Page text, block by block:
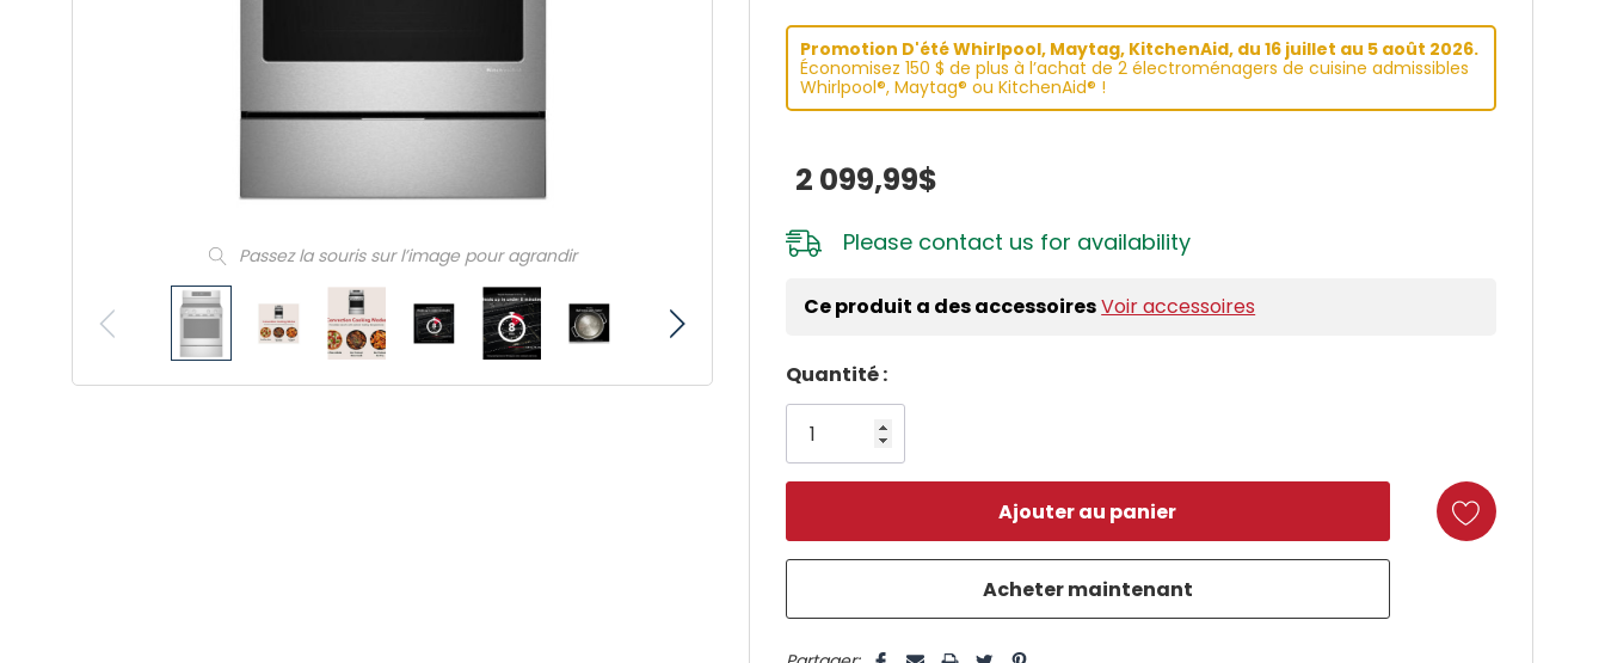
Passez la souris sur l’image pour agrandir
Promotion D'été Whirlpool, Maytag, KitchenAid, du 16 juillet au 5 août 2026.
Économisez 150 $ de plus à l’achat de 2 électroménagers de cuisine admissibles
Whirlpool®, Maytag® ou KitchenAid® !
2 099,99$
Please contact us for availability
Ce produit a des accessoiresVoir accessoires
Dépêchez-
vous!
plus
Quantité :